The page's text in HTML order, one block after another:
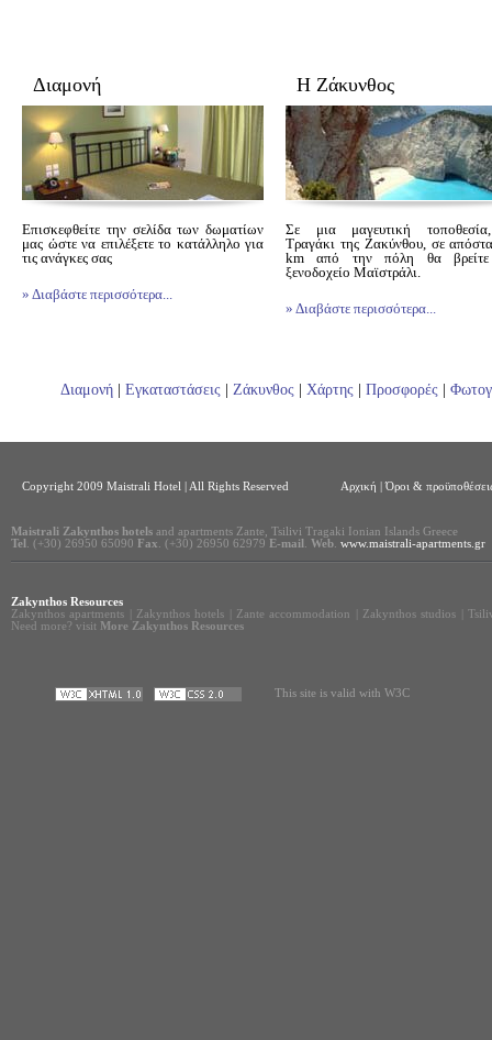
Διαμονή
Επισκεφθείτε την σελίδα των δωματίων
μας ώστε να επιλέξετε το κατάλληλο για
τις ανάγκες σας
» Διαβάστε περισσότερα...
Η Ζάκυνθος
Σε μια μαγευτική
Τραγάκι της Ζακύνθου, σε
km από την πόλη θα
ξενοδοχείο Μαϊστράλι.
» Διαβάστε περισσότερα...
Διαμονή| Εγκαταστάσεις Ζάκυνθος Χάρτης Προσφορές
Copyright 2009 Maistrali Hotel | All Rights Reserved Αρχική |Όροι &
Maistrali Zakynthos hotels and apartments Zante, Tsilivi Tragaki Ionian Islands Greece
Tel . (+30) 26950 65090 Fax . (+30) 26950 62979 E-mail Web www.maistrali-apartments.gr
Zakynthos Resources
Zakynthos apartments
Zakynthos hotels Zante accommodation Zakynthos studios
Need more? visit More Zakynthos Resources
This site is valid with W3C